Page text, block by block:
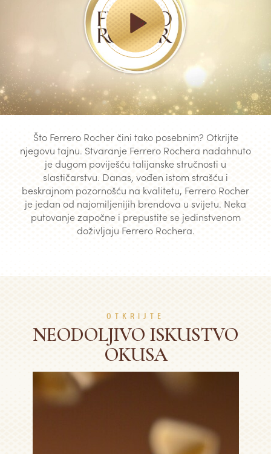
Što Ferrero Rocher čini tako posebnim? Otkrijte
njegovu tajnu. Stvaranje Ferrero Rochera nadahnuto
je dugom poviješću talijanske stručnosti u
slastičarstvu. Danas, vođen istom strašću i
beskrajnom pozornošću na kvalitetu, Ferrero Rocher
je jedan od najomiljenijih brendova u svijetu. Neka
putovanje započne i prepustite se jedinstvenom
doživljaju Ferrero Rochera.
OTKRIJTE
NEODOLJIVO ISKUSTVO
OKUSA